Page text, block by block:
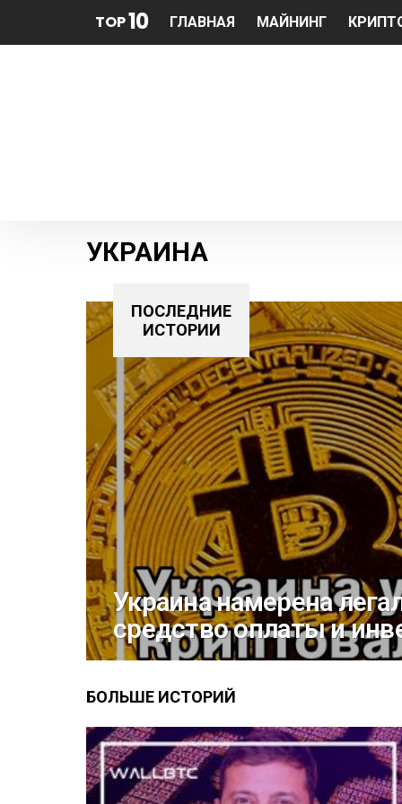
TOP10 ГЛАВНАЯ МАЙНИНГ
УКРАИНА
ПОСЛЕДНИЕ
ИСТОРИИ
Украина намерена
средство оплаты и
БОЛЬШЕ ИСТОРИЙ